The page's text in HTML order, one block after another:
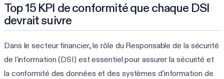
Top 15 KPI de conformité que chaque DSI
devrait suivre
Dans le secteur financier, le rôle du Responsable de la sécurité
de l'information (DSI) est essentiel pour assurer la sécurité et
la conformité des données et des systèmes d'information de